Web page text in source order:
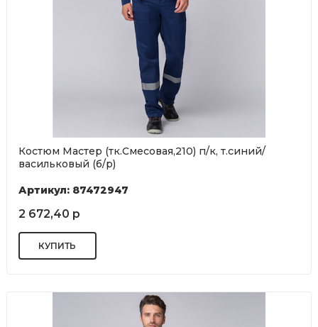
Костюм Мастер (тк.Смесовая,210) п/к, т.синий/
васильковый (б/р)
Артикул: 87472947
2 672,40 р